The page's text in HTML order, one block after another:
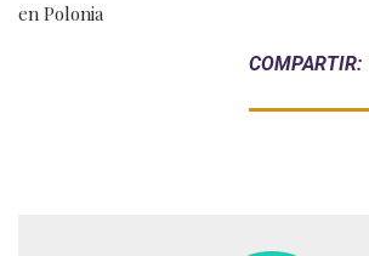
en Polonia
COMPARTIR: